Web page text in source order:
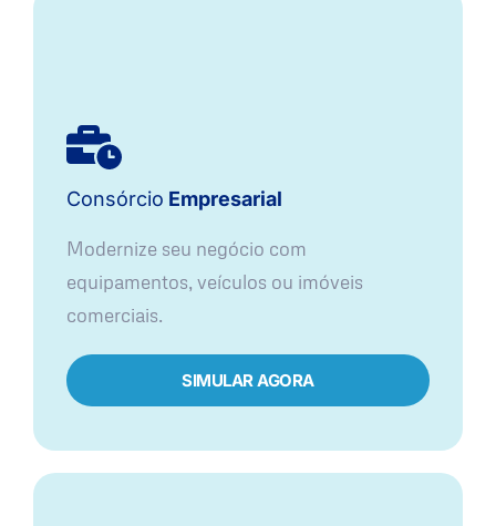
Consórcio Empresarial
Modernize seu negócio com
equipamentos, veículos ou imóveis
comerciais.
SIMULAR AGORA